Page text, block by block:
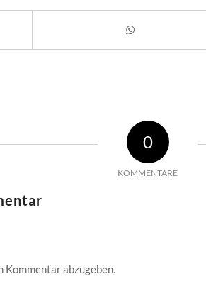
0
KOMMENTARE
Kommentar abzugeben.